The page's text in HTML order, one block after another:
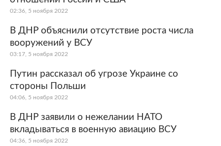
02:36, 5 ноября 2022
В ДНР объяснили отсутствие роста числа
вооружений у ВСУ
03:17, 5 ноября 2022
Путин рассказал об угрозе Украине со
стороны Польши
04:06, 5 ноября 2022
В ДНР заявили о нежелании НАТО
вкладываться в военную авиацию ВСУ
04:36, 5 ноября 2022